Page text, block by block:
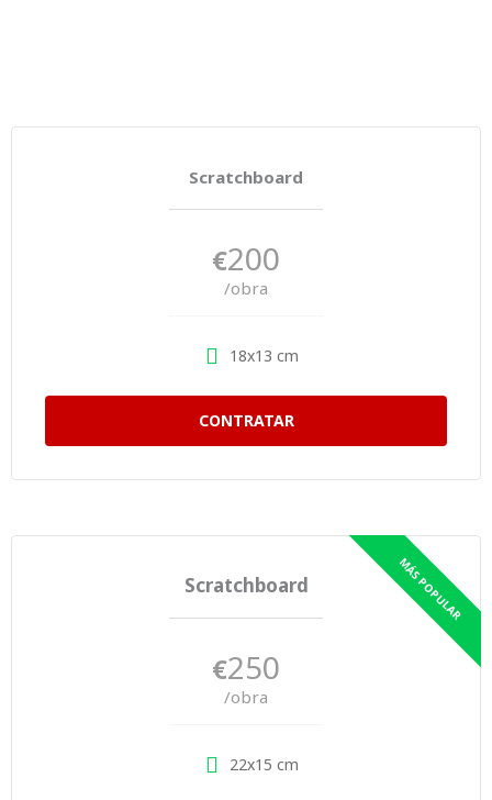
Scratchboard
€200
/obra
18x13 cm
CONTRATAR
Scratchboard
€250
/obra
22x15 cm